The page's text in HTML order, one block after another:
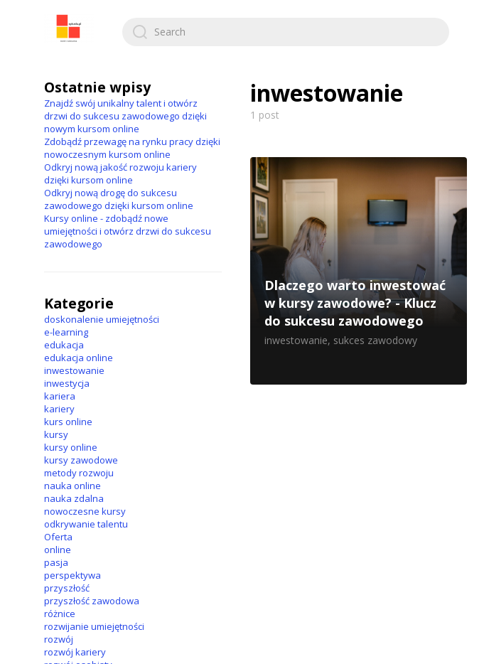
Search
for:
inwestowanie
1 post
Dlaczego warto inwestować
w kursy zawodowe? - Klucz
do sukcesu zawodowego
inwestowanie, sukces zawodowy
Ostatnie wpisy
Znajdź swój unikalny talent i otwórz
drzwi do sukcesu zawodowego dzięki
nowym kursom online
Zdobądź przewagę na rynku pracy dzięki
nowoczesnym kursom online
Odkryj nową jakość rozwoju kariery
dzięki kursom online
Odkryj nową drogę do sukcesu
zawodowego dzięki kursom online
Kursy online - zdobądź nowe
umiejętności i otwórz drzwi do sukcesu
zawodowego
Kategorie
doskonalenie umiejętności
e-learning
edukacja
edukacja online
inwestowanie
inwestycja
kariera
kariery
kurs online
kursy
kursy online
kursy zawodowe
metody rozwoju
nauka online
nauka zdalna
nowoczesne kursy
odkrywanie talentu
Oferta
online
pasja
perspektywa
przyszłość
przyszłość zawodowa
różnice
rozwijanie umiejętności
rozwój
rozwój kariery